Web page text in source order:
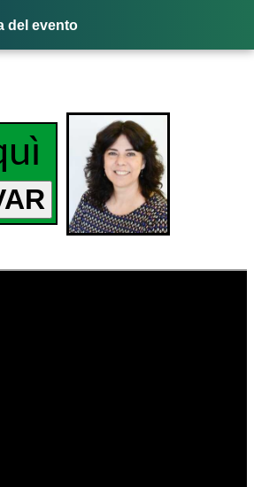
del evento